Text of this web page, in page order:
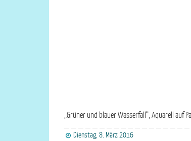
„Grüner und blauer Wasserfall“, Aquarell auf
Dienstag, 8. März 2016